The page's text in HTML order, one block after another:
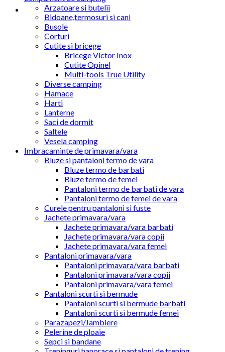
Arzatoare si butelii
Bidoane,termosuri si cani
Busole
Corturi
Cutite si bricege
Bricege Victor Inox
Cutite Opinel
Multi-tools True Utility
Diverse camping
Hamace
Harti
Lanterne
Saci de dormit
Saltele
Vesela camping
Imbracaminte de primavara/vara
Bluze si pantaloni termo de vara
Bluze termo de barbati
Bluze termo de femei
Pantaloni termo de barbati de vara
Pantaloni termo de femei de vara
Curele pentru pantaloni si fuste
Jachete primavara/vara
Jachete primavara/vara barbati
Jachete primavara/vara copii
Jachete primavara/vara femei
Pantaloni primavara/vara
Pantaloni primavara/vara barbati
Pantaloni primavara/vara copii
Pantaloni primavara/vara femei
Pantaloni scurti si bermude
Pantaloni scurti si bermude barbati
Pantaloni scurti si bermude femei
Parazapezi/Jambiere
Pelerine de ploaie
Sepci si bandane